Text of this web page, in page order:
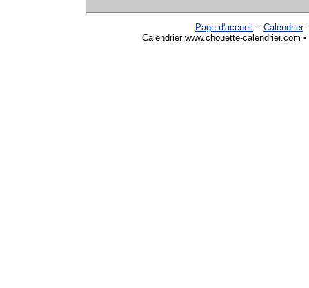
Page d'accueil – Calendrier
Calendrier www.chouette-calendrier.com